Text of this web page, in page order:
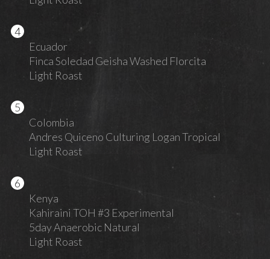
Ecuador
Finca Soledad Geisha Washed Florcita
Light Roast
Colombia
Andres Quiceno Culturing Logan Tropical
Light Roast
Kenya
Kahiraini TOH #3 Experimental
5day Anaerobic Natural
Light Roast